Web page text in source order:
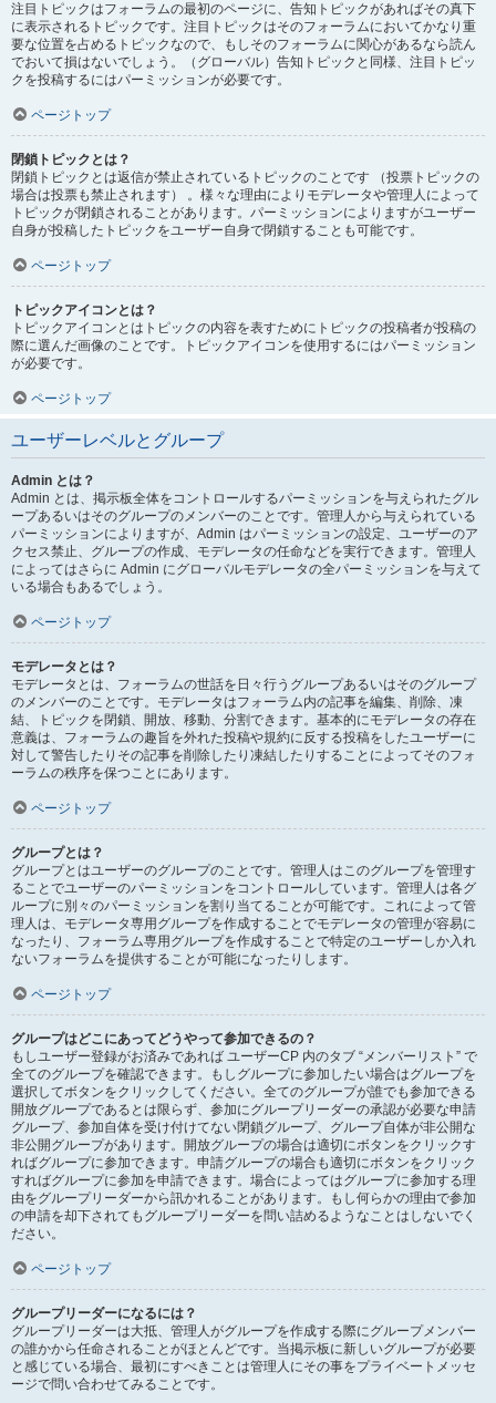
注目トピックはフォーラムの最初のページに、告知トピックがあればその真下
に表示されるトピックです。注目トピックはそのフォーラムにおいてかなり重
要な位置を占めるトピックなので、もしそのフォーラムに関心があるなら読ん
でおいて損はないでしょう。（グローバル）告知トピックと同様、注目トピッ
クを投稿するにはパーミッションが必要です。
ページトップ
閉鎖トピックとは？
閉鎖トピックとは返信が禁止されているトピックのことです （投票トピックの
場合は投票も禁止されます） 。様々な理由によりモデレータや管理人によって
トピックが閉鎖されることがあります。パーミッションによりますがユーザー
自身が投稿したトピックをユーザー自身で閉鎖することも可能です。
ページトップ
トピックアイコンとは？
トピックアイコンとはトピックの内容を表すためにトピックの投稿者が投稿の
際に選んだ画像のことです。トピックアイコンを使用するにはパーミッション
が必要です。
ページトップ
ユーザーレベルとグループ
Admin とは？
Admin とは、掲示板全体をコントロールするパーミッションを与えられたグル
ープあるいはそのグループのメンバーのことです。管理人から与えられている
パーミッションによりますが、Admin はパーミッションの設定、ユーザーのア
クセス禁止、グループの作成、モデレータの任命などを実行できます。管理人
によってはさらに Admin にグローバルモデレータの全パーミッションを与えて
いる場合もあるでしょう。
ページトップ
モデレータとは？
モデレータとは、フォーラムの世話を日々行うグループあるいはそのグループ
のメンバーのことです。モデレータはフォーラム内の記事を編集、削除、凍
結、トピックを閉鎖、開放、移動、分割できます。基本的にモデレータの存在
意義は、フォーラムの趣旨を外れた投稿や規約に反する投稿をしたユーザーに
対して警告したりその記事を削除したり凍結したりすることによってそのフォ
ーラムの秩序を保つことにあります。
ページトップ
グループとは？
グループとはユーザーのグループのことです。管理人はこのグループを管理す
ることでユーザーのパーミッションをコントロールしています。管理人は各グ
ループに別々のパーミッションを割り当てることが可能です。これによって管
理人は、モデレータ専用グループを作成することでモデレータの管理が容易に
なったり、フォーラム専用グループを作成することで特定のユーザーしか入れ
ないフォーラムを提供することが可能になったりします。
ページトップ
グループはどこにあってどうやって参加できるの？
もしユーザー登録がお済みであれば ユーザーCP 内のタブ “メンバーリスト” で
全てのグループを確認できます。もしグループに参加したい場合はグループを
選択してボタンをクリックしてください。全てのグループが誰でも参加できる
開放グループであるとは限らず、参加にグループリーダーの承認が必要な申請
グループ、参加自体を受け付けてない閉鎖グループ、グループ自体が非公開な
非公開グループがあります。開放グループの場合は適切にボタンをクリックす
ればグループに参加できます。申請グループの場合も適切にボタンをクリック
すればグループに参加を申請できます。場合によってはグループに参加する理
由をグループリーダーから訊かれることがあります。もし何らかの理由で参加
の申請を却下されてもグループリーダーを問い詰めるようなことはしないでく
ださい。
ページトップ
グループリーダーになるには？
グループリーダーは大抵、管理人がグループを作成する際にグループメンバー
の誰かから任命されることがほとんどです。当掲示板に新しいグループが必要
と感じている場合、最初にすべきことは管理人にその事をプライベートメッセ
ージで問い合わせてみることです。